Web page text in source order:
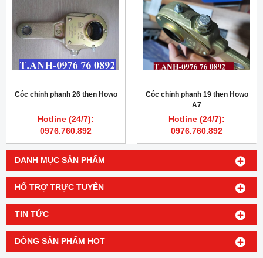
DANH MỤC SẢN PHẨM
HỔ TRỢ TRỰC TUYẾN
TIN TỨC
DÒNG SẢN PHẨM HOT
Cóc chỉnh phanh 26 then Howo
Hotline (24/7):
0976.760.892
Cóc chỉnh phanh 19 then Howo
A7
Hotline (24/7):
0976.760.892